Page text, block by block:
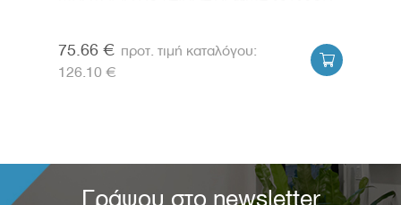
75.66 €
126.10 €

Γράψου στο newsletter